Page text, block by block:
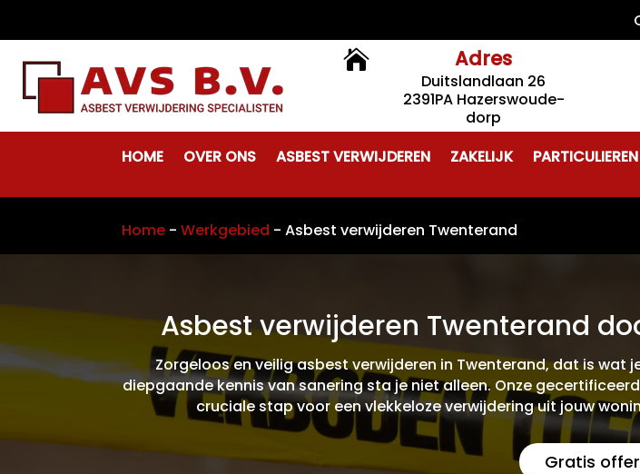
 Adres
Duitslandlaan 26
2391PA Hazerswoude-
dorp
HOME OVER ONS ASBEST VERWIJDEREN ZAKELIJK PARTICULIEREN
Home -Werkgebied -Asbest verwijderen Twenterand
Asbest verwijderen Twenterand
Zorgeloos en veilig asbest verwijderen in Twenterand, dat is wat
diepgaande kennis van sanering sta je niet alleen. Onze
cruciale stap voor een vlekkeloze verwijdering uit jouw
Gratis